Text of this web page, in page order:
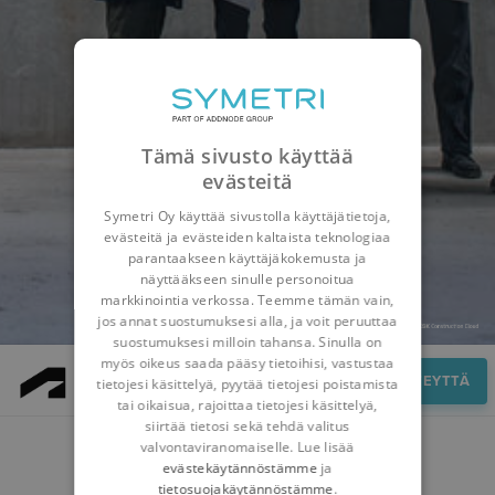
Ota yhteyttä OTA YHTEYTTÄ
OTA YHTEYTTÄ
Tämä sivusto käyttää
evästeitä
Symetri Oy käyttää sivustolla käyttäjätietoja,
evästeitä ja evästeiden kaltaista teknologiaa
parantaakseen käyttäjäkokemusta ja
näyttääkseen sinulle personoitua
markkinointia verkossa. Teemme tämän vain,
jos annat suostumuksesi alla, ja voit peruuttaa
suostumuksesi milloin tahansa. Sinulla on
myös oikeus saada pääsy tietoihisi, vastustaa
tietojesi käsittelyä, pyytää tietojesi poistamista
tai oikaisua, rajoittaa tietojesi käsittelyä,
siirtää tietosi sekä tehdä valitus
valvontaviranomaiselle. Lue lisää
evästekäytännöstämme ja
tietosuojakäytännöstämme.